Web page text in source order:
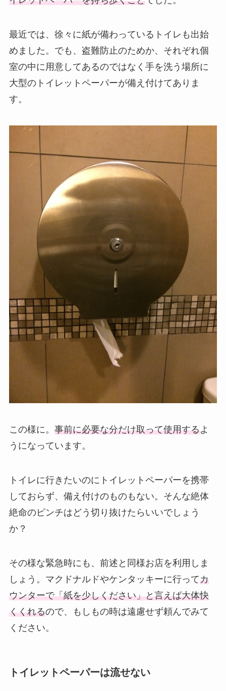
最近では、徐々に紙が備わっているトイレも出始
めました。でも、盗難防止のためか、それぞれ個
室の中に用意してあるのではなく手を洗う場所に
大型のトイレットペーパーが備え付けてありま
す。
この様に。 事前に必要な分だけ取って使用するよ
うになっています。
トイレに行きたいのにトイレットペーパーを携帯
しておらず、備え付けのものもない。そんな絶体
絶命のピンチはどう切り抜けたらいいでしょう
か？
その様な緊急時にも、前述と同様お店を利用しま
しょう。マクドナルドやケンタッキーに行ってカ
ウンターで「紙を少しください」と言えば大体快
くくれるので、もしもの時は遠慮せず頼んでみて
ください。
トイレットペーパーは流せない